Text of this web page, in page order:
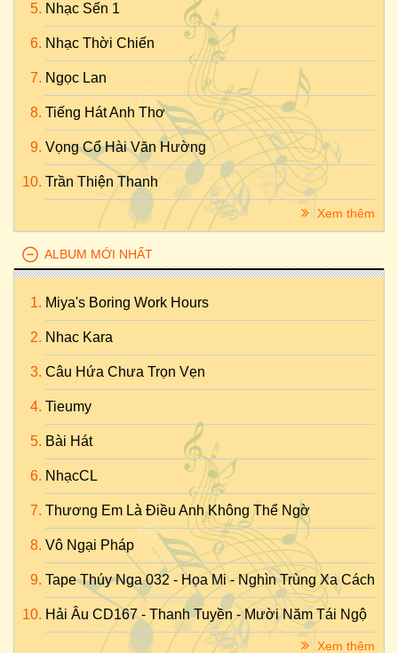
Nhạc Sến 1
Nhạc Thời Chiến
Ngọc Lan
Tiếng Hát Anh Thơ
Vọng Cổ Hài Văn Hường
Trần Thiện Thanh
Xem thêm
ALBUM MỚI NHẤT
Miya's Boring Work Hours
Nhac Kara
Câu Hứa Chưa Trọn Vẹn
Tieumy
Bài Hát
NhạcCL
Thương Em Là Điều Anh Không Thể Ngờ
Vô Ngại Pháp
Tape Thúy Nga 032 - Họa Mi - Nghìn Trùng Xa Cách
Hải Âu CD167 - Thanh Tuyền - Mười Năm Tái Ngộ
Xem thêm